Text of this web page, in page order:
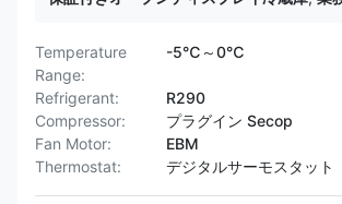
Temperature
Range:
-5℃～0℃
Refrigerant:
R290
Compressor:
プラグイン Secop
Fan Motor:
EBM
Thermostat:
デジタルサーモスタット